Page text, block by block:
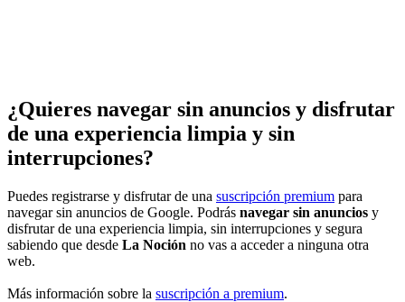
¿Quieres navegar sin anuncios y disfrutar
de una experiencia limpia y sin
interrupciones?
Puedes registrarse y disfrutar de una suscripción premium para
navegar sin anuncios de Google. Podrás navegar sin anuncios y
disfrutar de una experiencia limpia, sin interrupciones y segura
sabiendo que desde La Noción no vas a acceder a ninguna otra
web.
Más información sobre la suscripción a premium.